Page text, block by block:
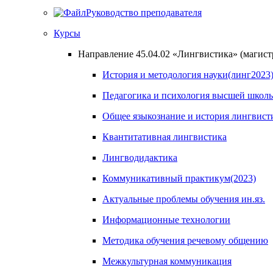
Руководство преподавателя
Курсы
Направление 45.04.02 «Лингвистика»
История и методология науки(линг2023)
Педагогика и психология высшей
Общее языкознание и история
Квантитативная лингвистика
Лингводидактика
Коммуникативный практикум(2023)
Актуальные проблемы обучения ин.яз.
Информационные технологии
Методика обучения речевому общению
Межкультурная коммуникация